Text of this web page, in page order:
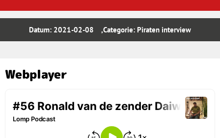
Datum: 2021-02-08 ,Categorie: Piraten interview
Webplayer